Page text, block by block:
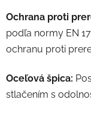
Ochrana proti
podľa normy EN
ochranu proti
Oceľová špica:
stlačením s